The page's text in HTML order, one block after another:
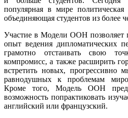
популярная в мире
объединяющая студентов из более
Участие в Модели ООН позволяет
опыт ведения дипломатических
грамотно отстаивать свою
компромисс, а также расширить
встретить новых, прогрессивно
равнодушных к проблемам
Кроме того, Модель ООН
возможность попрактиковать
английский или французский.